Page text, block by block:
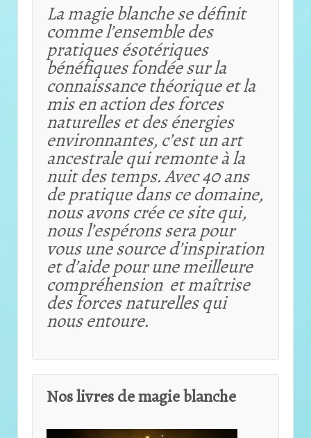
La magie blanche se définit
comme l’ensemble des
pratiques ésotériques
bénéfiques fondée sur la
connaissance théorique etla
mis en action des forces
naturelles et des énergies
environnantes, c’est un art
ancestrale qui remonte à la
nuit des temps. Avec 40 ans
de pratique dans ce domaine,
nous avons crée ce site qui,
nous l’espérons sera pour
vous une source d’inspiration
et d’aide pour une meilleure
compréhension et maîtrise
des forces naturelles qui
nous entoure.
Nos livres de magie blanche